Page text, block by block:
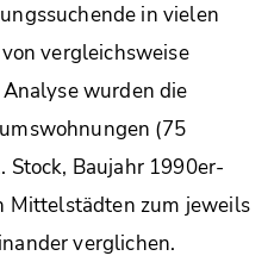
in vielen
vergleichsweise
wurden die
(75
Stock, Baujahr 1990er-
Mittelstädten zum jeweils
verglichen.